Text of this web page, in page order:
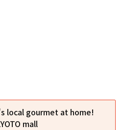
local gourmet at home!
mall